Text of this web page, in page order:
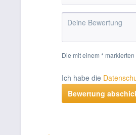
Die mit einem *
Ich habe die
Bewertung